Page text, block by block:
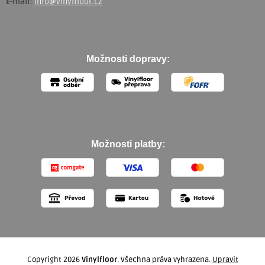
Možnosti dopravy:
Možnosti platby:
Copyright 2026Vinylfloor. Všechna práva vyhrazena. Upravit